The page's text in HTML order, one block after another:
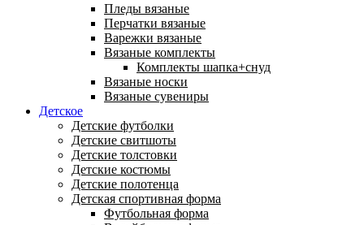
Пледы вязаные
Перчатки вязаные
Варежки вязаные
Вязаные комплекты
Комплекты шапка+снуд
Вязаные носки
Вязаные сувениры
Детское
Детские футболки
Детские свитшоты
Детские толстовки
Детские костюмы
Детские полотенца
Детская спортивная форма
Футбольная форма